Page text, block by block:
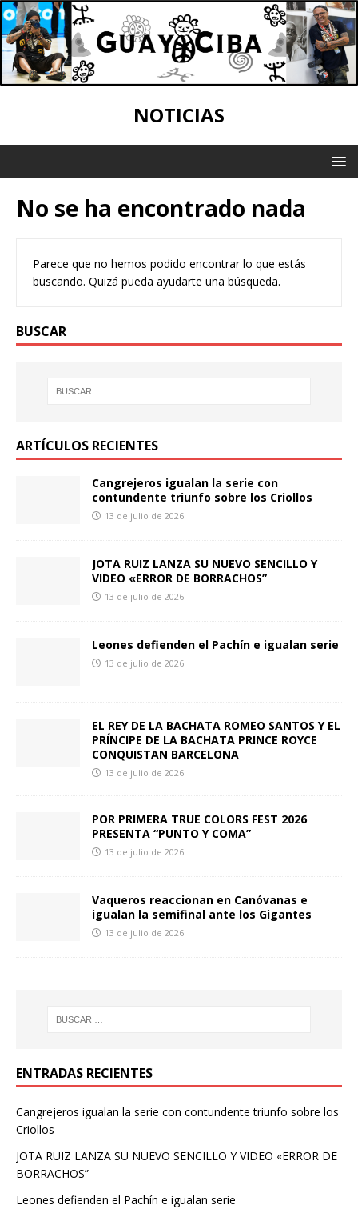
NOTICIAS
No se ha encontrado nada
Parece que no hemos podido encontrar lo que estás
buscando. Quizá pueda ayudarte una búsqueda.
BUSCAR
ARTÍCULOS RECIENTES
Cangrejeros igualan la serie con
contundente triunfo sobre los Criollos
13 de julio de 2026
JOTA RUIZ LANZA SU NUEVO SENCILLO Y
VIDEO «ERROR DE BORRACHOS”
13 de julio de 2026
Leones defienden el Pachín e igualan serie
13 de julio de 2026
EL REY DE LA BACHATA ROMEO SANTOS Y EL
PRÍNCIPE DE LA BACHATA PRINCE ROYCE
CONQUISTAN BARCELONA
13 de julio de 2026
POR PRIMERA TRUE COLORS FEST 2026
PRESENTA “PUNTO Y COMA”
13 de julio de 2026
Vaqueros reaccionan en Canóvanas e
igualan la semifinal ante los Gigantes
13 de julio de 2026
ENTRADAS RECIENTES
Cangrejeros igualan la serie con contundente triunfo sobre los
Criollos
JOTA RUIZ LANZA SU NUEVO SENCILLO Y VIDEO «ERROR DE
BORRACHOS”
Leones defienden el Pachín e igualan serie